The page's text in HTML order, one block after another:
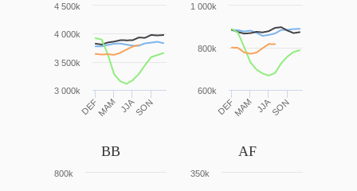
DEF JJA
MAM SON
3 000k
3 500k
4 000k
4 500k
DEF JJA
MAM SON
600k
800k
1 000k
BB
800k
AF
350k